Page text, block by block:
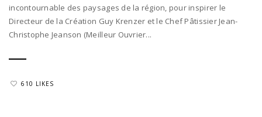
incontournable des paysages de la région, pour inspirer le
Directeur de la Création Guy Krenzer et le Chef Pâtissier Jean-
Christophe Jeanson (Meilleur Ouvrier...
610 LIKES